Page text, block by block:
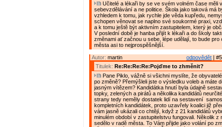
Učitelé a lékaři by se ve svém volném čase měli
sebevzdělávání a ne politice. Škola jako taková má
vzhledem k tomu, jak rychle jde věda kupředu,
schopen věnovat se naplno své soukormé praxi,
a k tomu ještě být aktivním zastupitelem, který je
V poslední době je hanba přijít k lékaři a do školy
změnami ať začnou u sebe, lépe udělají, to bude pro
města asi to nejprospěšnější.
odpovědět |
Autor: martin
Titulek: Re:Re:Re:Re:Pojďme to zhměnit?
Pane Piklo, vážně si všichni myslíte, že
po změně? Přemýšleli jste o výsledku voleb a máte
jasným vítězem? Kandidátka hnutí byla údajně
topky, zelených a pirátů a několika kandidátů
strany tedy neměly dostatek lidí na sestavení
kompletních kandidátek, proto uzavřely koalici již
vám jasně ukázali co chtějí, když z 21 kandidátů
minulém období v zastupitelstvu fungovali. Několik z
sedělo v radě města. To Vám přijde jako volání po